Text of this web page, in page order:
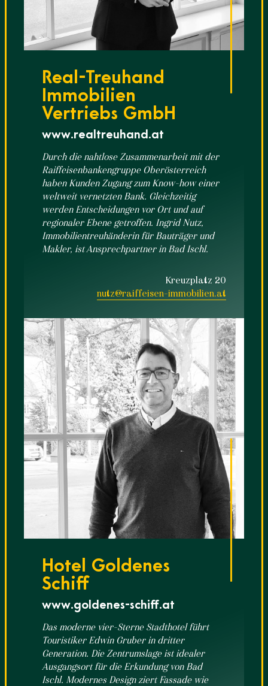
Real-Treuhand
Immobilien
Vertriebs GmbH
www.realtreuhand.at
Durch die nahtlose Zusammenarbeit mit der
Raiffeisenbankengruppe Oberösterreich
haben Kunden Zugang zum Know-how einer
weltweit vernetzten Bank. Gleichzeitig
werden Entscheidungen vor Ort und auf
regionaler Ebene getroffen. Ingrid Nutz,
Immobilientreuhänderin für Bauträger und
Makler, ist Ansprechpartner in Bad Ischl.
Kreuzplatz 20
nutz@raiffeisen-immobilien.at
Hotel Goldenes
Schiff
www.goldenes-schiff.at
Das moderne vier-Sterne Stadthotel führt
Touristiker Edwin Gruber in dritter
Generation. Die Zentrumslage ist idealer
Ausgangsort für die Erkundung von Bad
Ischl. Modernes Design ziert Fassade wie